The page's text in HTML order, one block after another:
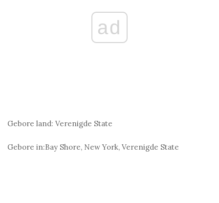
ad
Gebore land: Verenigde State
Gebore in:Bay Shore, New York, Verenigde State